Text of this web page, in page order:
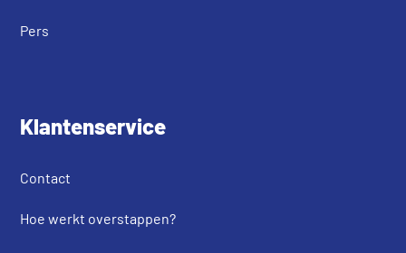
Pers
Klantenservice
Contact
Hoe werkt overstappen?